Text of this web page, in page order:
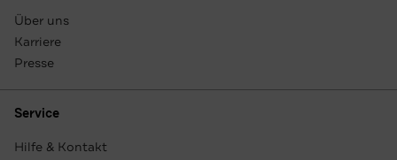
Über uns
Karriere
Presse
Service
Hilfe & Kontakt